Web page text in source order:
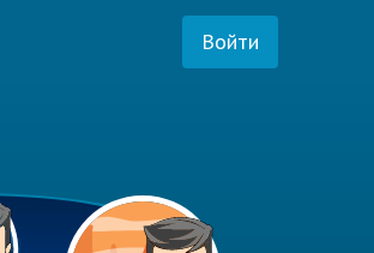
Войти